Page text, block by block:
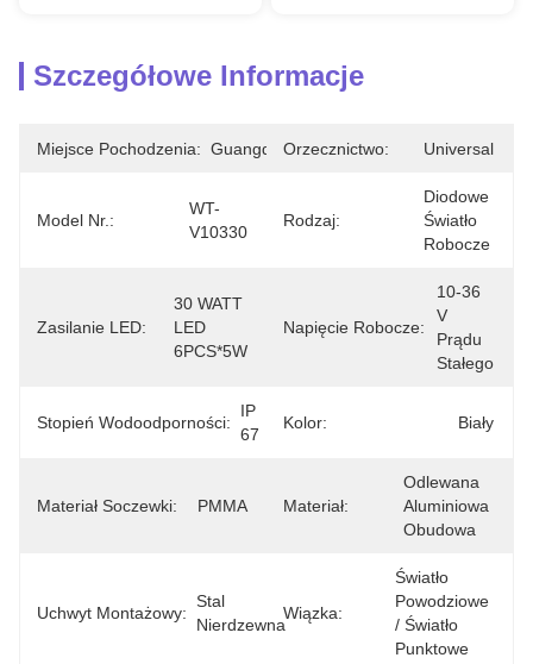
Szczegółowe Informacje
Miejsce Pochodzenia: GuangdongOrzecznictwo: Universal
Model Nr.:
WT-
V10330
Rodzaj:
Diodowe
Światło
Robocze
Zasilanie LED:
30 WATT
LED
6PCS*5W
Napięcie Robocze:
10-36
V
Prądu
Stałego
Stopień Wodoodporności:
IP
67
Kolor: Biały
Materiał Soczewki: PMMA Materiał:
Odlewana
Aluminiowa
Obudowa
Uchwyt Montażowy:
Stal
Nierdzewna
Wiązka:
Światło
Powodziowe
/ Światło
Punktowe